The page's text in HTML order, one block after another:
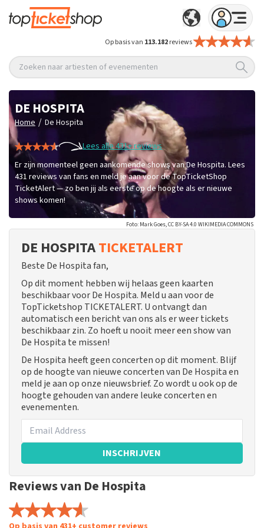
Op basis van 113.182reviews
Zoeken naar artiesten of evenementen
DE HOSPITA
Home / De Hospita
Lees alle 431+ reviews
Er zijn momenteel geen aankomende shows van De Hospita. Lees
431 reviews van fans en meld je aan voor de TopTicketShop
TicketAlert — zo ben jij als eerste op de hoogte als er nieuwe
shows komen!
Foto: Mark Goes, CC BY-SA 4.0 WIKIMEDIA COMMONS
DE HOSPITATICKETALERT
Beste De Hospita fan,
Op dit moment hebben wij helaas geen kaarten
beschikbaar voor De Hospita. Meld u aan voor de
TopTicketshop TICKETALERT. U ontvangt dan
automatisch een bericht van ons als er weer tickets
beschikbaar zin. Zo hoeft u nooit meer een show van
De Hospita te missen!
De Hospita heeft geen concerten op dit moment. Blijf
op de hoogte van nieuwe concerten van De Hospita en
meld je aan op onze nieuwsbrief. Zo wordt u ook op de
hoogte gehouden van andere leuke concerten en
evenementen.
INSCHRIJVEN
Reviews van De Hospita